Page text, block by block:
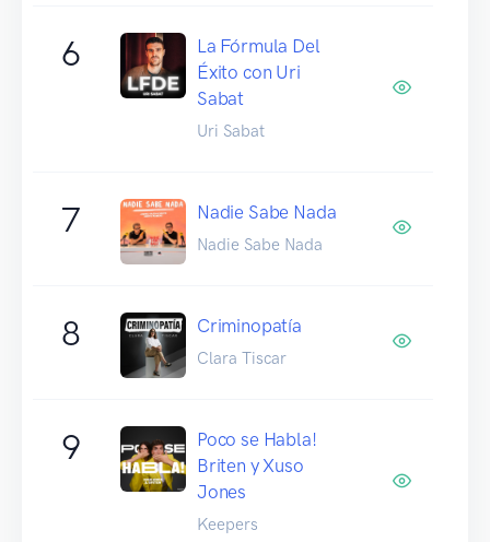
6
La Fórmula Del
Éxito con Uri
Sabat
Uri Sabat
7 Nadie Sabe Nada
Nadie Sabe Nada
8 Criminopatía
Clara Tiscar
9
Poco se Habla!
Briten y Xuso
Jones
Keepers